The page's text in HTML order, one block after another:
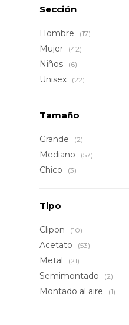
Sección
Hombre (17)
Mujer (42)
Niños (6)
Unisex (22)
Tamaño
Grande (2)
Mediano (57)
Chico (3)
Tipo
Clipon (10)
Acetato (53)
Metal (21)
Semimontado (2)
Montado al aire (1)